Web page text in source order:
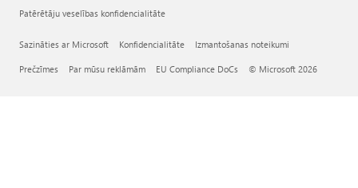
Patērētāju veselības konfidencialitāte
Sazināties ar Microsoft Konfidencialitāte Izmantošanas noteikumi
Prečzīmes Par mūsu reklāmām EU Compliance DoCs © Microsoft 2026